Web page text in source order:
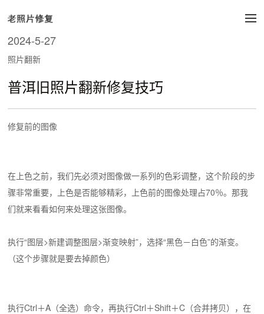
2024-5-27
照片翻新
普洱旧照片翻新修复技巧
修复前的图像
在上色之前，我们先必须对图像做一系列的色彩调整，这个阶段的步
骤非常重要，上色是否能够精彩，上色前的图像处理占70％。那我
们就来看看如何来处理这张图像。
执行“图层>新建调整图层>渐变映射”，选择“黑色－白色”的渐变。
（这个步骤就是要去掉颜色）
执行Ctrl＋A（全选）命令，再执行Ctrl＋Shift＋C（合并拷贝），在